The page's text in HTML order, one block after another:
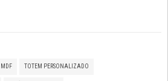
TOTEM PERSONALIZADO